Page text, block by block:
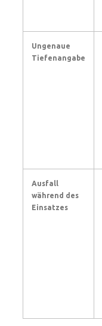
Ungenaue
Tiefenangabe
Ausfall
während des
Einsatzes